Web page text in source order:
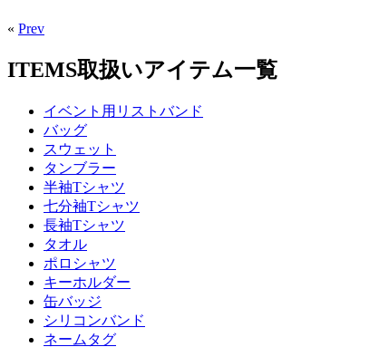
« Prev
ITEMS取扱いアイテム一覧
イベント用リストバンド
バッグ
スウェット
タンブラー
半袖Tシャツ
七分袖Tシャツ
長袖Tシャツ
タオル
ポロシャツ
キーホルダー
缶バッジ
シリコンバンド
ネームタグ